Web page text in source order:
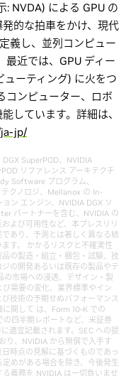
: NVDA) による GPU の
的な拍車をかけ、現代
義し、並列コンピュー
最近では、GPU ディー
ーティング) に火をつ
コンピューター、ロボ
しています。詳細は、
jp/
SuperPOD、NVIDIA
リファレンス アーキテクチ
Software プログラム、
クノロジ、Mellanox の In-
ン エンジン、NVIDIA DGX ソ
パートナーを含む、NVIDIA の
よび可用性など、本プレスリリ
あり、予測とは著しく異なる結
す。 かかるリスクと不確実性
の製造・組立・梱包・試験、技
の開発あるいは既存の製品やテ
の市場への浸透、デザイン・製
需要の変化、業界標準やイン
技術の予期せぬパフォーマンス
関して は、Form 10-K での
四半期レポートなど、米証券
適宜記載されます。SEC への提
り、NVIDIA から無償で入手す
時点の見解に基づくものであっ
めがある場合を除き、今後発生
義務を NVIDIA は一切負いませ